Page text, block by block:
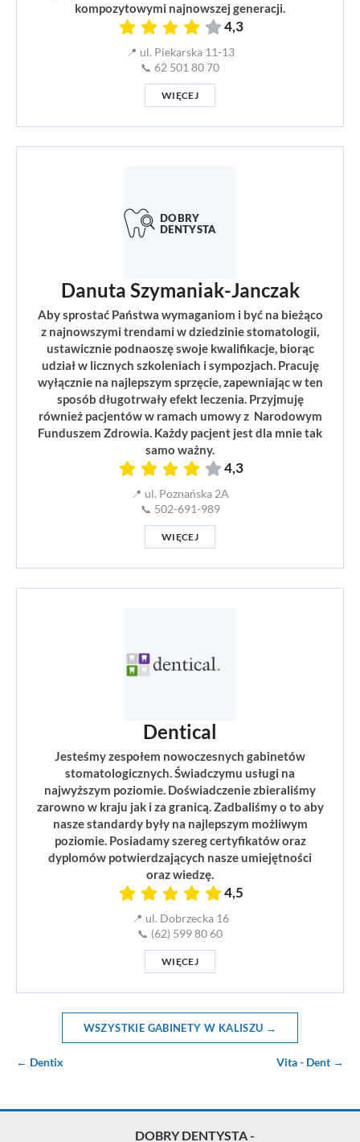
kompozytowymi najnowszej generacji.
4,3
📍 ul. Piekarska 11-13
📞 62 501 80 70
WIĘCEJ
Danuta Szymaniak-Janczak
Aby sprostać Państwa wymaganiom i być na bieżąco
z najnowszymi trendami w dziedzinie stomatologii,
ustawicznie podnaoszę swoje kwalifikacje, biorąc
udział w licznych szkoleniach i sympozjach. Pracuję
wyłącznie na najlepszym sprzęcie, zapewniając w ten
sposób długotrwały efekt leczenia. Przyjmuję
również pacjentów w ramach umowy z Narodowym
Funduszem Zdrowia. Każdy pacjent jest dla mnie tak
samo ważny.
4,3
📍 ul. Poznańska 2A
📞 502-691-989
WIĘCEJ
Dentical
Jesteśmy zespołem nowoczesnych gabinetów
stomatologicznych. Świadczymu usługi na
najwyższym poziomie. Doświadczenie zbieraliśmy
zarowno w kraju jak i za granicą. Zadbaliśmy o to aby
nasze standardy były na najlepszym możliwym
poziomie. Posiadamy szereg certyfikatów oraz
dyplomów potwierdzających nasze umiejętności
oraz wiedzę.
4,5
📍 ul. Dobrzecka 16
📞 (62) 599 80 60
WIĘCEJ
WSZYSTKIE GABINETY W KALISZU →
← Dentix Vita - Dent →
DOBRY DENTYSTA -